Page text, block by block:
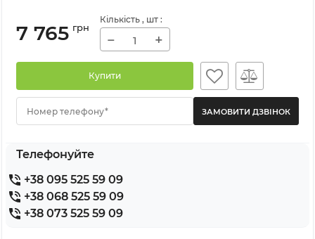
7 765 грн
Кількість , шт :
− +
Купити
Номер телефону*
Телефонуйте
+38 095 525 59 09
+38 068 525 59 09
+38 073 525 59 09